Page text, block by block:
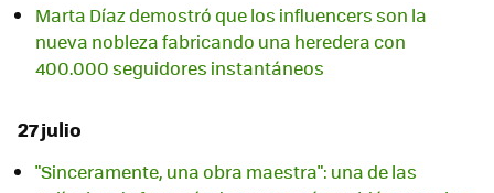
Marta Díaz demostró que los influencers son la
nueva nobleza fabricando una heredera con
400.000 seguidores instantáneos
27 julio
"Sinceramente, una obra maestra": una de las